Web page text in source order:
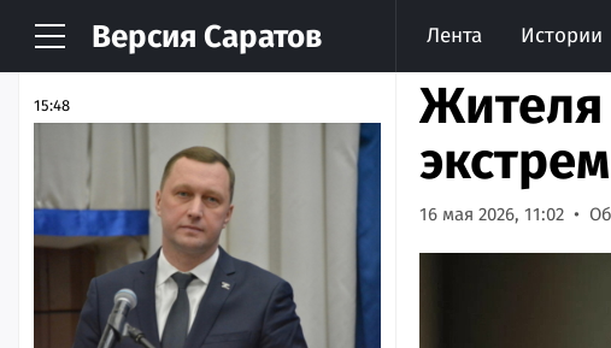
Версия Саратов Лента Истории
НОВОСТИ АРХИВ
15:48
Жителя
16 мая 2026, 11:02